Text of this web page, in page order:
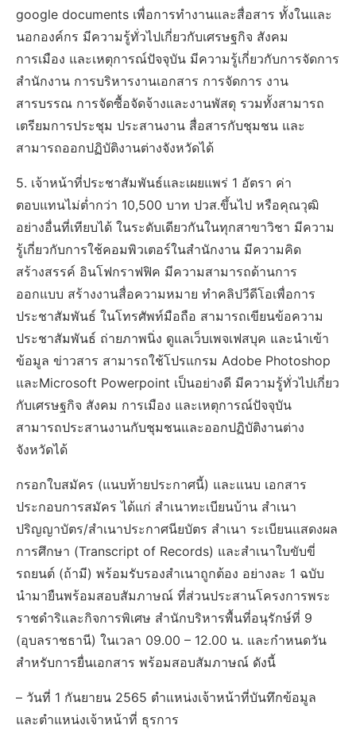
google documents เพื่อการทำงานและสื่อสาร ทั้งในและ
นอกองค์กร มีความรู้ทั่วไปเกี่ยวกับเศรษฐกิจ สังคม
การเมือง และเหตุการณ์ปัจจุบัน มีความรู้เกี่ยวกับการจัดการ
สำนักงาน การบริหารงานเอกสาร การจัดการ งาน
สารบรรณ การจัดซื้อจัดจ้างและงานพัสดุ รวมทั้งสามารถ
เตรียมการประชุม ประสานงาน สื่อสารกับชุมชน และ
สามารถออกปฏิบัติงานต่างจังหวัดได้
5. เจ้าหน้าที่ประชาสัมพันธ์และเผยแพร่ 1 อัตรา ค่า
ตอบแทนไม่ต่ำกว่า 10,500 บาท ปวส.ขึ้นไป หรือคุณวุฒิ
อย่างอื่นที่เทียบได้ ในระดับเดียวกันในทุกสาขาวิชา มีความ
รู้เกี่ยวกับการใช้คอมพิวเตอร์ในสำนักงาน มีความคิด
สร้างสรรค์ อินโฟกราฟฟิค มีความสามารถด้านการ
ออกแบบ สร้างงานสื่อความหมาย ทำคลิปวีดีโอเพื่อการ
ประชาสัมพันธ์ ในโทรศัพท์มือถือ สามารถเขียนข้อความ
ประชาสัมพันธ์ ถ่ายภาพนิ่ง ดูแลเว็บเพจเฟสบุค และนำเข้า
ข้อมูล ข่าวสาร สามารถใช้โปรแกรม Adobe Photoshop
และMicrosoft Powerpoint เป็นอย่างดี มีความรู้ทั่วไปเกี่ยว
กับเศรษฐกิจ สังคม การเมือง และเหตุการณ์ปัจจุบัน
สามารถประสานงานกับชุมชนและออกปฏิบัติงานต่าง
จังหวัดได้
กรอกใบสมัคร (แนบท้ายประกาศนี้) และแนบ เอกสาร
ประกอบการสมัคร ได้แก่ สำเนาทะเบียนบ้าน สำเนา
ปริญญาบัตร/สำเนาประกาศนียบัตร สำเนา ระเบียนแสดงผล
การศึกษา (Transcript of Records) และสำเนาใบขับขี่
รถยนต์ (ถ้ามี) พร้อมรับรองสำเนาถูกต้อง อย่างละ 1 ฉบับ
นำมายืนพร้อมสอบสัมภาษณ์ ที่ส่วนประสานโครงการพระ
ราชดำริและกิจการพิเศษ สำนักบริหารพื้นที่อนุรักษ์ที่ 9
(อุบลราชธานี) ในเวลา 09.00 – 12.00 น. และกำหนดวัน
สำหรับการยื่นเอกสาร พร้อมสอบสัมภาษณ์ ดังนี้
– วันที่ 1 กันยายน 2565 ตำแหน่งเจ้าหน้าที่บันทึกข้อมูล
และตำแหน่งเจ้าหน้าที่ ธุรการ